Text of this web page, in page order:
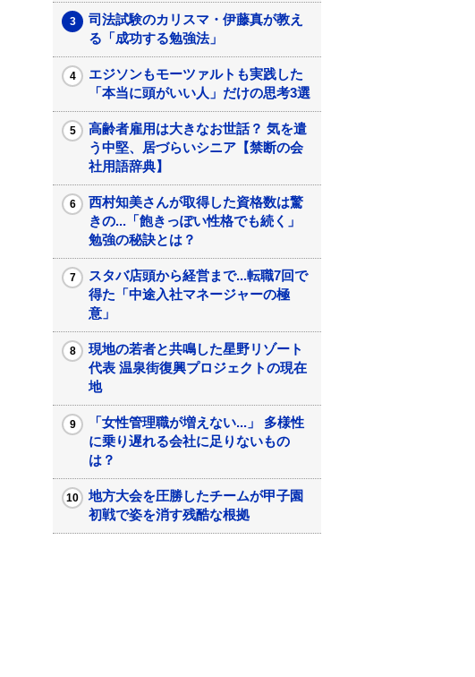
司法試験のカリスマ・伊藤真が教え
る「成功する勉強法」
エジソンもモーツァルトも実践した
「本当に頭がいい人」だけの思考3選
高齢者雇用は大きなお世話？ 気を遣
う中堅、居づらいシニア【禁断の会
社用語辞典】
西村知美さんが取得した資格数は驚
きの...「飽きっぽい性格でも続く」
勉強の秘訣とは？
スタバ店頭から経営まで...転職7回で
得た「中途入社マネージャーの極
意」
現地の若者と共鳴した星野リゾート
代表 温泉街復興プロジェクトの現在
地
「女性管理職が増えない...」 多様性
に乗り遅れる会社に足りないもの
は？
地方大会を圧勝したチームが甲子園
初戦で姿を消す残酷な根拠